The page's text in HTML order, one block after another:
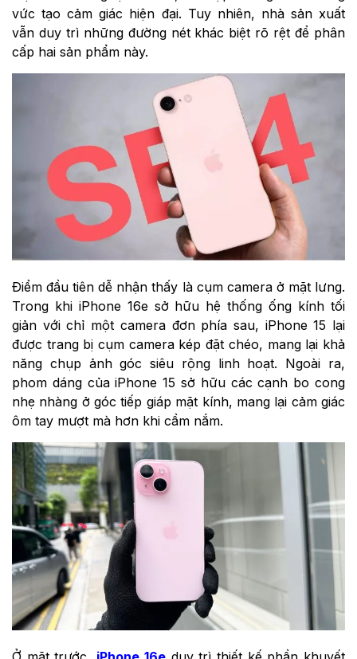
vức tạo cảm giác hiện đại. Tuy nhiên, nhà sản xuất
vẫn duy trì những đường nét khác biệt rõ rệt để phân
cấp hai sản phẩm này.
Điểm đầu tiên dễ nhận thấy là cụm camera ở mặt lưng.
Trong khi iPhone 16e sở hữu hệ thống ống kính tối
giản với chỉ một camera đơn phía sau, iPhone 15 lại
được trang bị cụm camera kép đặt chéo, mang lại khả
năng chụp ảnh góc siêu rộng linh hoạt. Ngoài ra,
phom dáng của iPhone 15 sở hữu các cạnh bo cong
nhẹ nhàng ở góc tiếp giáp mặt kính, mang lại cảm giác
ôm tay mượt mà hơn khi cầm nắm.